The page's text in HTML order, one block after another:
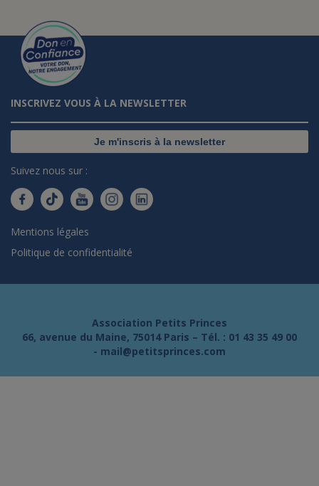
INSCRIVEZ VOUS À LA NEWSLETTER
Je m'inscris à la newsletter
Suivez nous sur :
Mentions légales
Politique de confidentialité
Association Petits Princes
66, avenue du Maine, 75014 Paris – Tél. : 01 43 35 49 00
- mail@petitsprinces.com